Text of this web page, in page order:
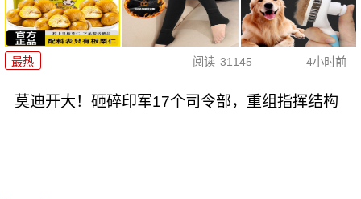
最热 阅读 31145 4小时前
莫迪开大！砸碎印军17个司令部，重组指挥结构